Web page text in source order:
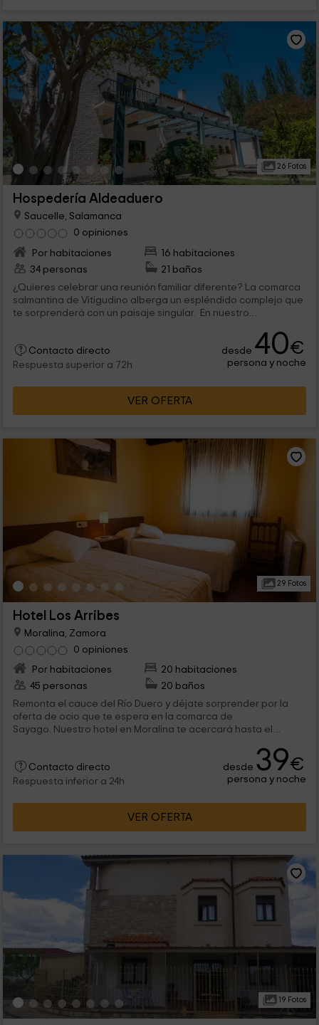
26 Fotos
Hospedería Aldeaduero
Saucelle, Salamanca
0 opiniones
Por habitaciones
16 habitaciones
34 personas
21 baños
¿Quieres celebrar una reunión familiar diferente? La comarca
salmantina de Vitigudino alberga un espléndido complejo que
te sorprenderá con un paisaje singular. En nuestro
necesarios para organizar un completo fin de semana que
podrás compartir en buena compañía. Consulta nuestra
oferta de turismo activo en el Río Duero.
Contacto directo
Respuesta superior a 72h
desde 40€
persona y noche
VER OFERTA
29 Fotos
Hotel Los Arribes
Moralina, Zamora
0 opiniones
Por habitaciones
20 habitaciones
45 personas
20 baños
Remonta el cauce del Río Duero y déjate sorprender por la
oferta de ocio que te espera en la comarca de
Sayago. Nuestro hotel en Moralina te acercará hasta el
naturaleza en la escapada perfecta para tu próximo otoño!
Contacto directo
Respuesta inferior a 24h
desde 39€
persona y noche
VER OFERTA
19 Fotos